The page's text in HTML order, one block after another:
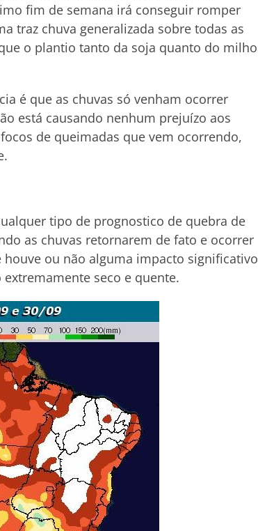
fim de semana irá conseguir romper
traz chuva generalizada sobre todas as
o plantio tanto da soja quanto do milho
é que as chuvas só venham ocorrer
está causando nenhum prejuízo aos
de queimadas que vem ocorrendo,
tipo de prognostico de quebra de
as chuvas retornarem de fato e ocorrer
ou não alguma impacto significativo
seco e quente.